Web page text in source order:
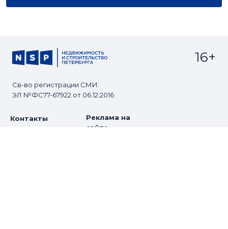
Св-во регистрации СМИ:
ЭЛ №ФС77-67922 от 06.12.2016
16+
Контакты
Реклама на
сайте